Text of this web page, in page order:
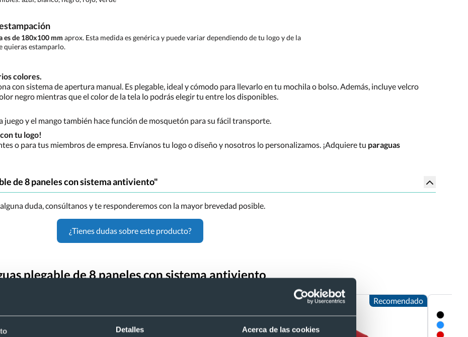
Detalles Acerca de las cookies
es de 180x100 mm aprox. Esta medida es genérica y puede variar dependiendo de tu logo y de la
quieras estamparlo.
colores.
con sistema de apertura manual. Es plegable, ideal y cómodo para llevarlo en tu mochila o bolso. Además, incluye velcro
negro mientras que el color de la tela lo podrás elegir tu entre los disponibles.
juego y el mango también hace función de mosquetón para su fácil transporte.
tu logo!
o para tus miembros de empresa. Envíanos tu logo o diseño y nosotros lo personalizamos. ¡Adquiere tu paraguas
de 8 paneles con sistema antiviento"
duda, consúltanos y te responderemos con la mayor brevedad posible.
¿Tienes dudas sobre este producto?
plegable de 8 paneles con sistema antiviento
Recomendado